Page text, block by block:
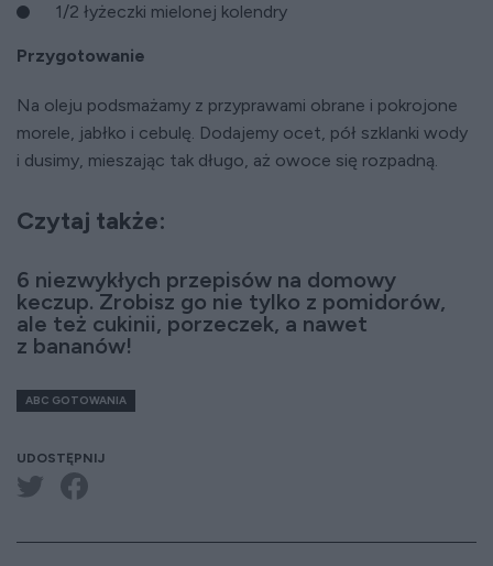
1/2 łyżeczki mielonej kolendry
Przygotowanie
Na oleju podsmażamy z przyprawami obrane i pokrojone
morele, jabłko i cebulę. Dodajemy ocet, pół szklanki wody
i dusimy, mieszając tak długo, aż owoce się rozpadną.
Czytaj także:
6 niezwykłych przepisów na domowy
keczup. Zrobisz go nie tylko z pomidorów,
ale też cukinii, porzeczek, a nawet
z bananów!
ABC GOTOWANIA
UDOSTĘPNIJ